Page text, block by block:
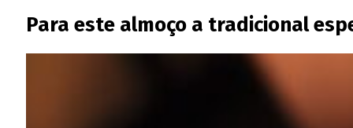
Para este almoço a tradicional